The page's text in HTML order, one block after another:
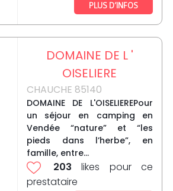
PLUS D’INFOS
DOMAINE DE L '
OISELIERE
CHAUCHE 85140
DOMAINE DE L'OISELIEREPour
un séjour en camping en
Vendée “nature” et “les
pieds dans l’herbe”, en
famille, entre...
203 likes pour ce
prestataire